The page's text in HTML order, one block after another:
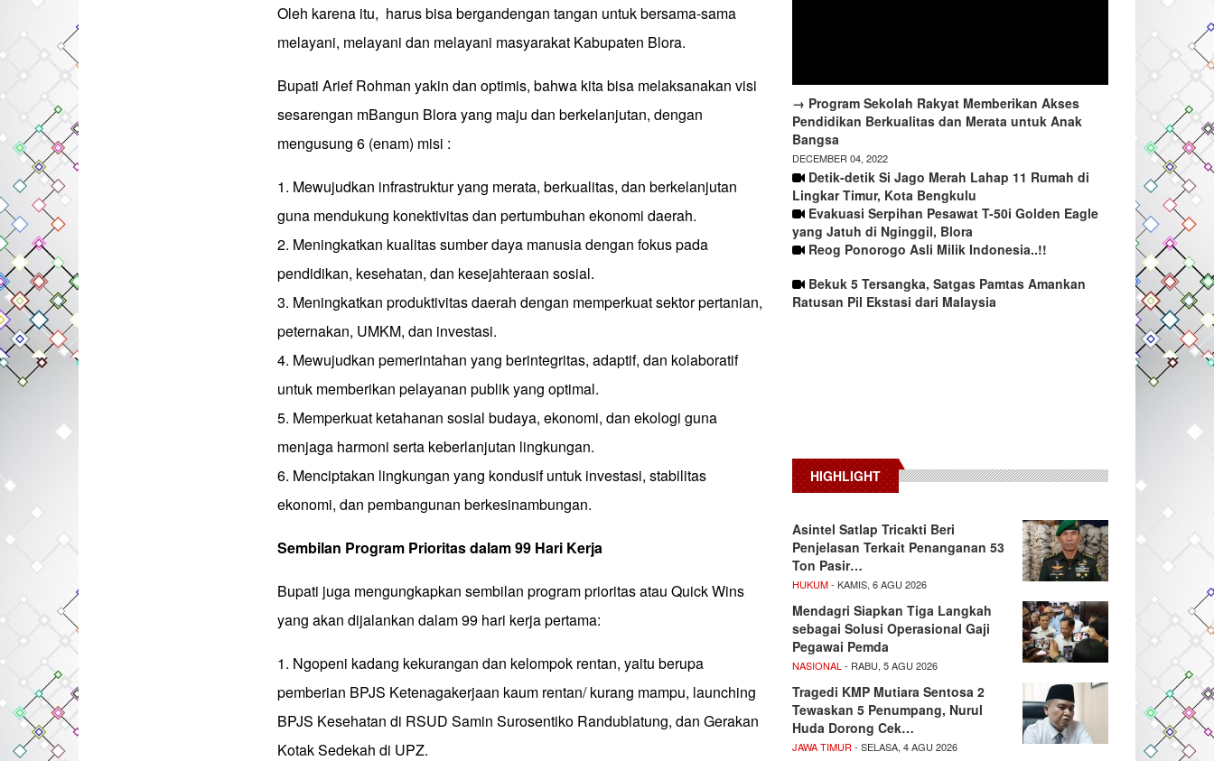
Oleh karena itu, harus bisa bergandengan tangan untuk bersama-sama
melayani, melayani dan melayani masyarakat Kabupaten Blora.
Bupati Arief Rohman yakin dan optimis, bahwa kita bisa melaksanakan visi
sesarengan mBangun Blora yang maju dan berkelanjutan, dengan
mengusung 6 (enam) misi :
1. Mewujudkan infrastruktur yang merata, berkualitas, dan berkelanjutan
guna mendukung konektivitas dan pertumbuhan ekonomi daerah.
2. Meningkatkan kualitas sumber daya manusia dengan fokus pada
pendidikan, kesehatan, dan kesejahteraan sosial.
3. Meningkatkan produktivitas daerah dengan memperkuat sektor pertanian,
peternakan, UMKM, dan investasi.
4. Mewujudkan pemerintahan yang berintegritas, adaptif, dan kolaboratif
untuk memberikan pelayanan publik yang optimal.
5. Memperkuat ketahanan sosial budaya, ekonomi, dan ekologi guna
menjaga harmoni serta keberlanjutan lingkungan.
6. Menciptakan lingkungan yang kondusif untuk investasi, stabilitas
ekonomi, dan pembangunan berkesinambungan.
Sembilan Program Prioritas dalam 99 Hari Kerja
Bupati juga mengungkapkan sembilan program prioritas atau Quick Wins
yang akan dijalankan dalam 99 hari kerja pertama:
1. Ngopeni kadang kekurangan dan kelompok rentan, yaitu berupa
pemberian BPJS Ketenagakerjaan kaum rentan/ kurang mampu, launching
BPJS Kesehatan di RSUD Samin Surosentiko Randublatung, dan Gerakan
Kotak Sedekah di UPZ.
→ Program Sekolah Rakyat Memberikan Akses
Pendidikan Berkualitas dan Merata untuk Anak
Bangsa
DECEMBER 04, 2022
Detik-detik Si Jago Merah Lahap 11 Rumah di
Lingkar Timur, Kota Bengkulu
Evakuasi Serpihan Pesawat T-50i Golden Eagle
yang Jatuh di Nginggil, Blora
Reog Ponorogo Asli Milik Indonesia..!!
Bekuk 5 Tersangka, Satgas Pamtas Amankan
Ratusan Pil Ekstasi dari Malaysia
HIGHLIGHT
Asintel Satlap Tricakti Beri
Penjelasan Terkait Penanganan 53
Ton Pasir…
HUKUM- KAMIS, 6 AGU 2026
Mendagri Siapkan Tiga Langkah
sebagai Solusi Operasional Gaji
Pegawai Pemda
NASIONAL - RABU, 5 AGU 2026
Tragedi KMP Mutiara Sentosa 2
Tewaskan 5 Penumpang, Nurul
Huda Dorong Cek…
JAWA TIMUR - SELASA, 4 AGU 2026